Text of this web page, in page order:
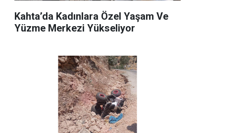
Kahta’da Kadınlara Özel Yaşam Ve
Yüzme Merkezi Yükseliyor